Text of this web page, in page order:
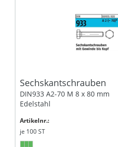
Sechskantschrauben
DIN933 A2-70 M 8 x 80 mm
Edelstahl
Artikelnr.:
je 100ST